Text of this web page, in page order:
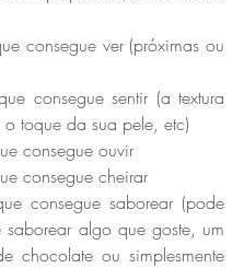
consegue ver (próximas ou
consegue sentir (a textura
toque da sua pele, etc)
consegue ouvir
consegue cheirar
consegue saborear (pode
saborear algo que goste, um
chocolate ou simplesmente